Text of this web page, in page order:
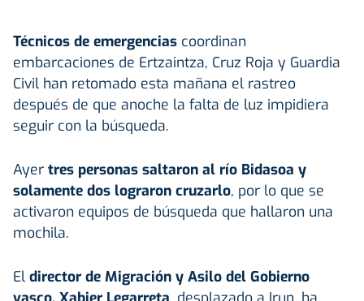
Técnicos de emergencias coordinan
embarcaciones de Ertzaintza, Cruz Roja y Guardia
Civil han retomado esta mañana el rastreo
después de que anoche la falta de luz impidiera
seguir con la búsqueda.
Ayer tres personas saltaron al río Bidasoa y
solamente dos lograron cruzarlo, por lo que se
activaron equipos de búsqueda que hallaron una
mochila.
El director de Migración y Asilo del Gobierno